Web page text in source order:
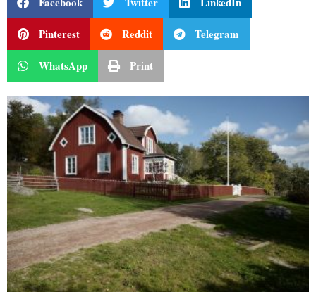
Pinterest Reddit Telegram
WhatsApp Print